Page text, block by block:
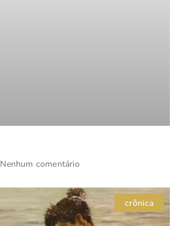
Nenhum comentário
crônica